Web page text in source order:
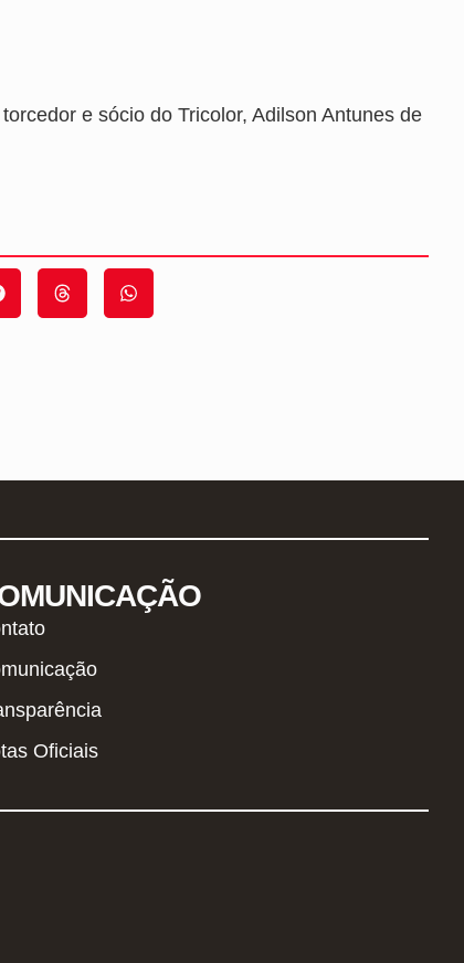
e sócio do Tricolor, Adilson Antunes de
Oficiais